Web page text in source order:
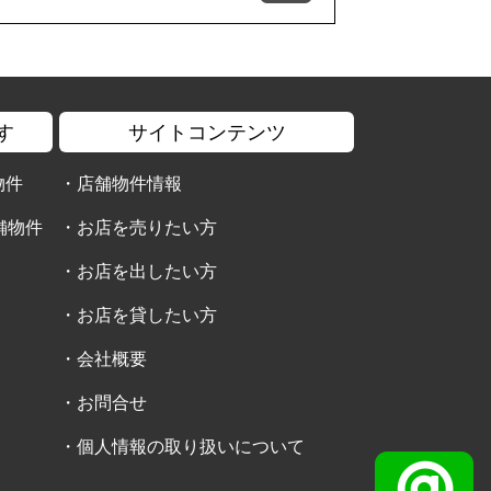
件
物件
サイトコンテンツ
・ 店舗物件情報
・ お店を売りたい方
・ お店を出したい方
・ お店を貸したい方
・会社概要
・ お問合せ
・個人情報の取り扱いについて